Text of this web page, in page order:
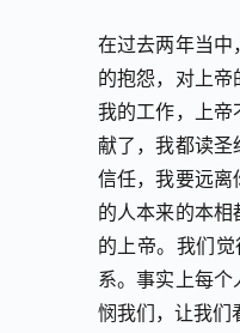
在过去两年当中
的抱怨，对上
我的工作，上帝
献了，我都读圣
信任，我要远离
的人本来的本
的上帝。我们
系。事实上每
悯我们，让我们